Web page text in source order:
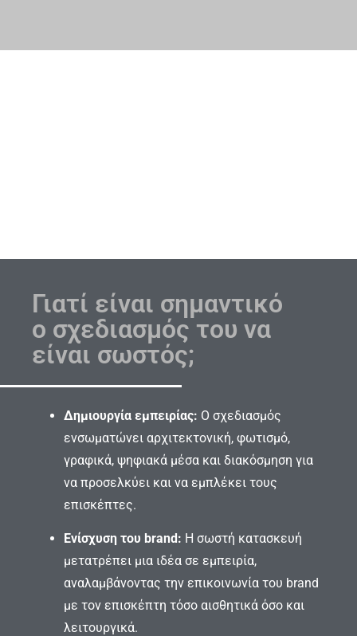
Γιατί είναι σημαντικό
ο σχεδιασμός του να
είναι σωστός;
Δημιουργία εμπειρίας: Ο σχεδιασμός
ενσωματώνει αρχιτεκτονική, φωτισμό,
γραφικά, ψηφιακά μέσα και διακόσμηση για
να προσελκύει και να εμπλέκει τους
επισκέπτες.
Ενίσχυση του brand: Η σωστή κατασκευή
μετατρέπει μια ιδέα σε εμπειρία,
αναλαμβάνοντας την επικοινωνία του brand
με τον επισκέπτη τόσο αισθητικά όσο και
λειτουργικά.